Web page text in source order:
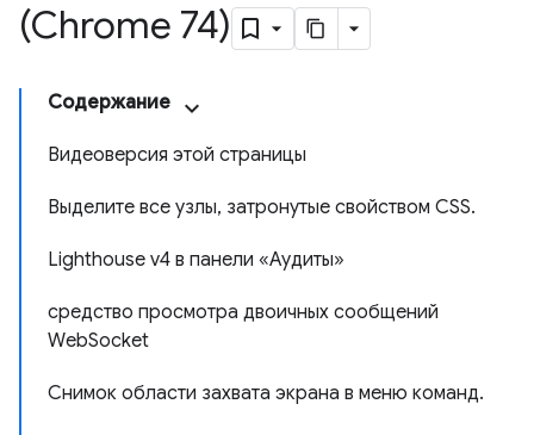
(Chrome 74)
Содержание
Видеоверсия этой страницы
Выделите все узлы, затронутые свойством CSS.
Lighthouse v4 в панели «Аудиты»
средство просмотра двоичных сообщений
WebSocket
Снимок области захвата экрана в меню команд.